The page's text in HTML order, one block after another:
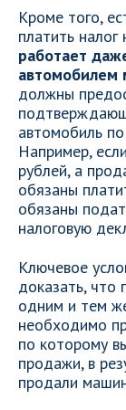
Кроме того,
платить
работает
автомобилем
должны
автомобиль
Например,
рублей, а
обязаны
обязаны
налоговую
Ключевое
доказать, что
одним и тем
необходимо
по которому
продажи, в
продали